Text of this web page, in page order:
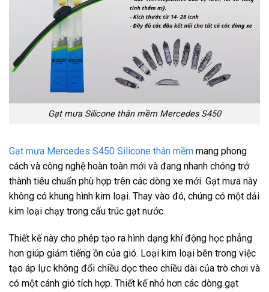
Gạt mưa Silicone thân mềm Mercedes S450
Gạt mưa Mercedes S450 Silicone thân mềm mang phong
cách và công nghệ hoàn toàn mới và đang nhanh chóng trở
thành tiêu chuẩn phù hợp trên các dòng xe mới. Gạt mưa này
không có khung hình kim loại. Thay vào đó, chúng có một dải
kim loại chạy trong cấu trúc gạt nước.
Thiết kế này cho phép tạo ra hình dạng khí động học phẳng
hơn giúp giảm tiếng ồn của gió. Loại kim loại bên trong việc
tạo áp lực không đổi chiều dọc theo chiều dài của trò chơi và
có một cánh gió tích hợp. Thiết kế nhỏ hơn các dòng gạt